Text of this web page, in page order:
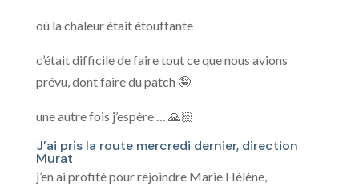
où la chaleur était étouffante
c’était difficile de faire tout ce que nous avions
prévu, dont faire du patch 🤪
une autre fois j’espère … 🙏🏻
J’ai pris la route mercredi dernier, direction
Murat
j’en ai profité pour rejoindre Marie Hélène,